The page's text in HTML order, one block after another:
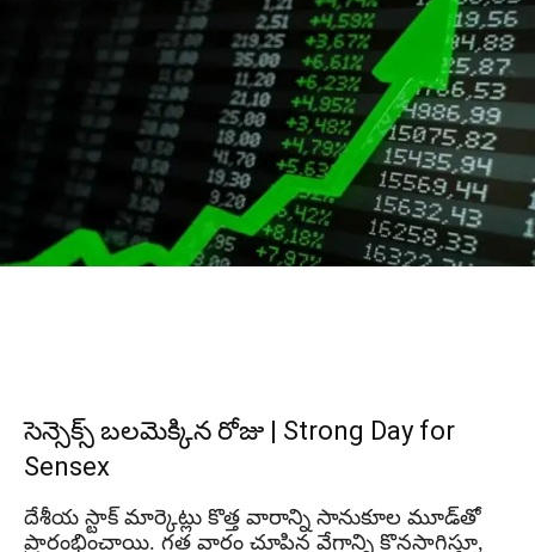
సెన్సెక్స్ బలమెక్కిన రోజు | Strong Day for
Sensex
దేశీయ స్టాక్ మార్కెట్లు కొత్త వారాన్ని సానుకూల మూడ్‌తో
ప్రారంభించాయి. గత వారం చూపిన వేగాన్ని కొనసాగిస్తూ,